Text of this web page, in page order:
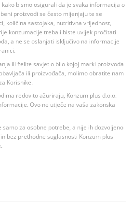
bismo osigurali da je svaka informacija o
proizvodi se često mijenjaju te se
količina sastojaka, nutritivna vrijednost,
konzumacije trebali biste uvijek pročitati
a ne se oslanjati isključivo na informacije
ili želite savjet o bilo kojoj marki proizvoda
ili proizvođača, molimo obratite nam
Korisnike.
redovito ažuriraju, Konzum plus d.o.o.
Ovo ne utječe na vaša zakonska
za osobne potrebe, a nije ih dozvoljeno
bez prethodne suglasnosti Konzum plus